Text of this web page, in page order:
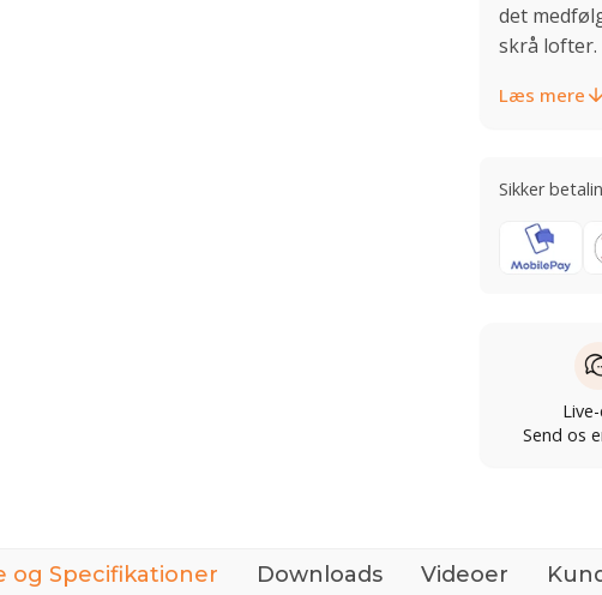
det
skrå lofter.
Læs mere
Sikker
Send os
og Specifikationer Downloads Videoer